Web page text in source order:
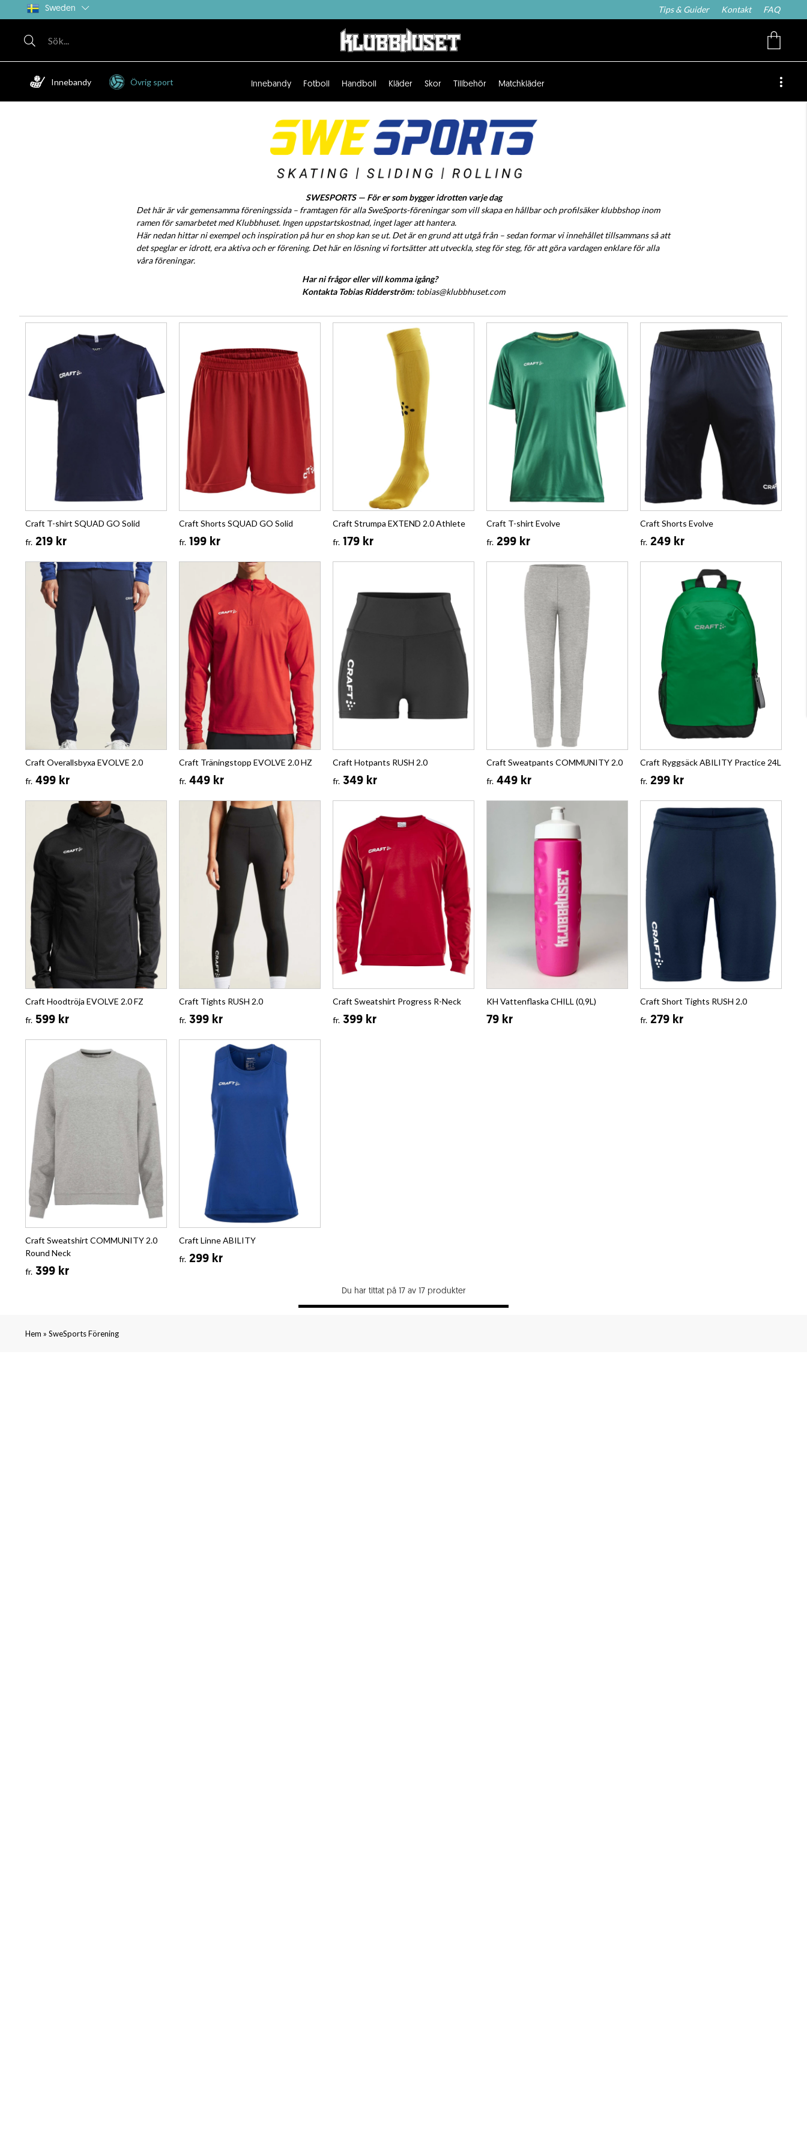
Sweden Tips & Guider Kontakt FAQ
Innebandy Övrig sport Innebandy Fotboll Handboll Kläder Skor Tillbehör Matchkläder
SWESPORTS — För er som bygger idrotten varje dag
Det här är vår gemensamma föreningssida – framtagen för alla SweSports-föreningar som vill skapa en hållbar och profilsäker klubbshop inom
ramen för samarbetet med Klubbhuset. Ingen uppstartskostnad, inget lager att hantera.
Här nedan hittar ni exempel och inspiration på hur en shop kan se ut. Det är en grund att utgå från – sedan formar vi innehållet tillsammans så att
det speglar er idrott, era aktiva och er förening. Det här en lösning vi fortsätter att utveckla, steg för steg, för att göra vardagen enklare för alla
våra föreningar.
Har ni frågor eller vill komma igång?
Kontakta Tobias Ridderström:tobias@klubbhuset.com
Craft T-shirt SQUAD GO Solid
fr. 219 kr
Craft Shorts SQUAD GO Solid
fr. 199 kr
Craft Strumpa EXTEND 2.0 Athlete
fr. 179 kr
Craft T-shirt Evolve
fr. 299 kr
Craft Shorts Evolve
fr. 249 kr
Craft Overallsbyxa EVOLVE 2.0
fr. 499 kr
Craft Träningstopp EVOLVE 2.0 HZ
fr. 449 kr
Craft Hotpants RUSH 2.0
fr. 349 kr
Craft Sweatpants COMMUNITY 2.0
fr. 449 kr
Craft Ryggsäck ABILITY Practice 24L
fr. 299 kr
Craft Hoodtröja EVOLVE 2.0 FZ
fr. 599 kr
Craft Tights RUSH 2.0
fr. 399 kr
Craft Sweatshirt Progress R-Neck
fr. 399 kr
KH Vattenflaska CHILL (0,9L)
79 kr
Craft Short Tights RUSH 2.0
fr. 279 kr
Craft Sweatshirt COMMUNITY 2.0
Round Neck
fr. 399 kr
Craft Linne ABILITY
fr. 299 kr
Du har tittat på 17 av 17 produkter
Hem » SweSports Förening